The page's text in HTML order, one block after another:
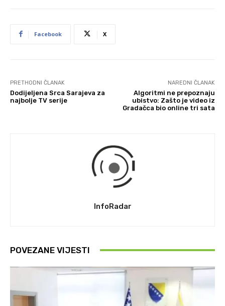
Facebook X
PRETHODNI ČLANAK
Dodijeljena Srca Sarajeva za
najbolje TV serije
NAREDNI ČLANAK
Algoritmi ne prepoznaju
ubistvo: Zašto je video iz
Gradačca bio online tri sata
InfoRadar
POVEZANE VIJESTI